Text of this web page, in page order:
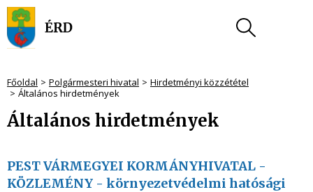
Főoldal Polgármesteri hivatal
Hirdetményi közzététel
Általános hirdetmények
Általános hirdetmények
PEST VÁRMEGYEI KORMÁNYHIVATAL -
KÖZLEMÉNY - környezetvédelmi hatósági